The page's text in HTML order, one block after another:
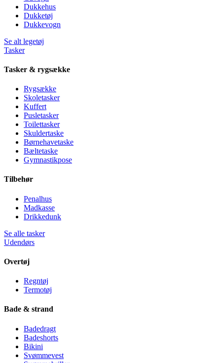
Dukkehus
Dukketøj
Dukkevogn
Se alt legetøj
Tasker
Tasker & rygsække
Rygsække
Skoletasker
Kuffert
Pusletasker
Toilettasker
Skuldertaske
Børnehavetaske
Bæltetaske
Gymnastikpose
Tilbehør
Penalhus
Madkasse
Drikkedunk
Se alle tasker
Udendørs
Overtøj
Regntøj
Termotøj
Bade & strand
Badedragt
Badeshorts
Bikini
Svømmevest